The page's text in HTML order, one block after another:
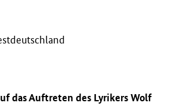
das Auftreten des Lyrikers Wolf